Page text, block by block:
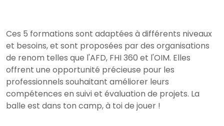
Ces 5 formations sont adaptées à différents niveaux
et besoins, et sont proposées par des organisations
de renom telles que l'AFD, FHI 360 et l'OIM. Elles
offrent une opportunité précieuse pour les
professionnels souhaitant améliorer leurs
compétences en suivi et évaluation de projets. La
balle est dans ton camp, à toi de jouer !